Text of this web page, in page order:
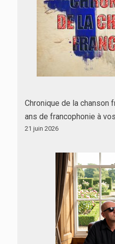
Chronique de la chanson
ans de francophonie à
21 juin 2026